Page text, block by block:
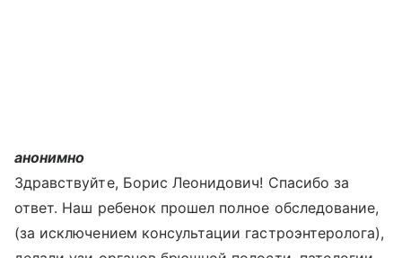
анонимно
Здравствуйте, Борис Леонидович! Спасибо за
ответ. Наш ребенок прошел полное обследование,
(за исключением консультации гастроэнтеролога),